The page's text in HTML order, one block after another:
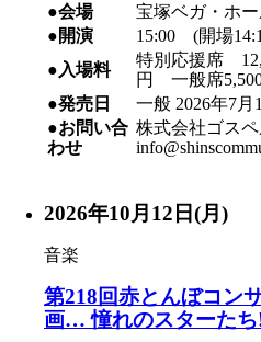
●会場
宝塚ベガ・ホ
●開演
15:00 (開場
●入場料
特別応援席
円 一般席
●発売日
一般 2026年7月
●お問い合
わせ
株式会社ゴス
2026年10月12日(月)
音楽
第218回赤とんぼコン
画… 憧れのスターた